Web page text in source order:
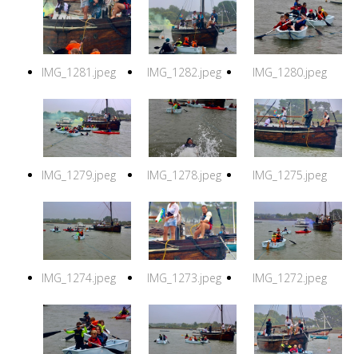
IMG_1281.jpeg IMG_1282.jpeg IMG_1280.jpeg
IMG_1279.jpeg IMG_1278.jpeg IMG_1275.jpeg
IMG_1274.jpeg IMG_1273.jpeg IMG_1272.jpeg